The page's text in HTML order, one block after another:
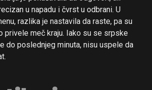
u napadu i čvrst u odbrani. U
razlika je nastavila da raste, pa su
privele meč kraju. Iako su se srpske
do poslednjeg minuta, nisu uspele da